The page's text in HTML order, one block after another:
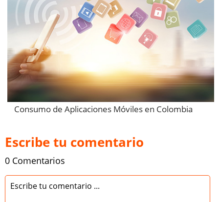
Consumo de Aplicaciones Móviles en Colombia
Escribe tu comentario
0 Comentarios